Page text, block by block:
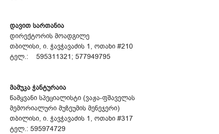
დავით სართანია
დირექტორის მოადგილე
თბილისი, ი. ჭავჭავაძის 1, ოთახი #210
ტელ.: 595311321; 577949795
მამუკა ჭანტურაია
წამყვანი სპეციალისტი (ვაჟა-ფშაველას
მემორიალური მუზეუმის მენეჯერი)
თბილისი, ი. ჭავჭავაძის 1, ოთახი #317
ტელ.: 595974729